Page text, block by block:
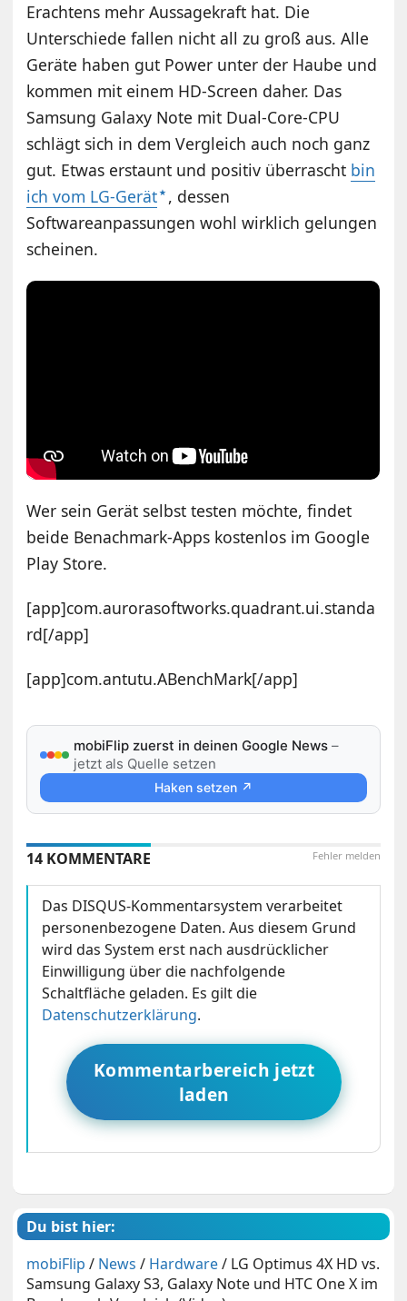
Erachtens mehr Aussagekraft hat. Die
Unterschiede fallen nicht all zu groß aus. Alle
Geräte haben gut Power unter der Haube und
kommen mit einem HD-Screen daher. Das
Samsung Galaxy Note mit Dual-Core-CPU
schlägt sich in dem Vergleich auch noch ganz
gut. Etwas erstaunt und positiv überrascht bin
ich vom LG-Gerät , dessen
Softwareanpassungen wohl wirklich gelungen
scheinen.
Wer sein Gerät selbst testen möchte, findet
beide Benachmark-Apps kostenlos im Google
Play Store.
[app]com.aurorasoftworks.quadrant.ui.standa
rd[/app]
[app]com.antutu.ABenchMark[/app]
mobiFlip zuerst in deinen Google News –
jetzt als Quelle setzen
Haken setzen ↗
Fehler melden
14 KOMMENTARE
Das DISQUS-Kommentarsystem verarbeitet
personenbezogene Daten. Aus diesem Grund
wird das System erst nach ausdrücklicher
Einwilligung über die nachfolgende
Schaltfläche geladen. Es gilt die
Datenschutzerklärung.
Kommentarbereich jetzt
laden
Du bist hier:
mobiFlip / News / Hardware/ LG Optimus 4X HD vs.
Samsung Galaxy S3, Galaxy Note und HTC One X im